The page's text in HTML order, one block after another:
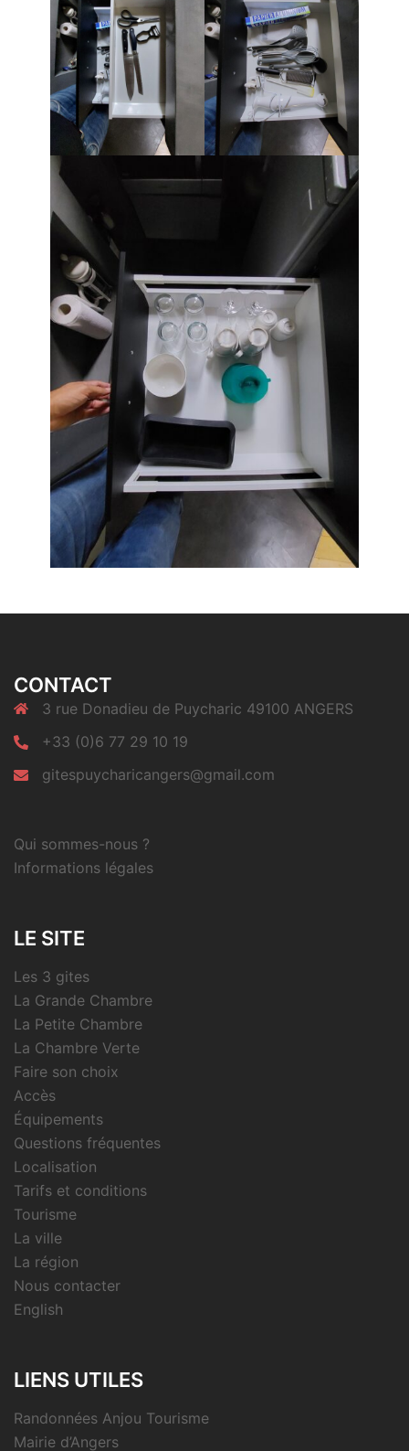
CONTACT
3 rue Donadieu de Puycharic 49100 ANGERS
+33 (0)6 77 29 10 19
gitespuycharicangers@gmail.com
Qui sommes-nous ?
Informations légales
LE SITE
Les 3 gites
La Grande Chambre
La Petite Chambre
La Chambre Verte
Faire son choix
Accès
Équipements
Questions fréquentes
Localisation
Tarifs et conditions
Tourisme
La ville
La région
Nous contacter
English
LIENS UTILES
Randonnées Anjou Tourisme
Mairie d’Angers